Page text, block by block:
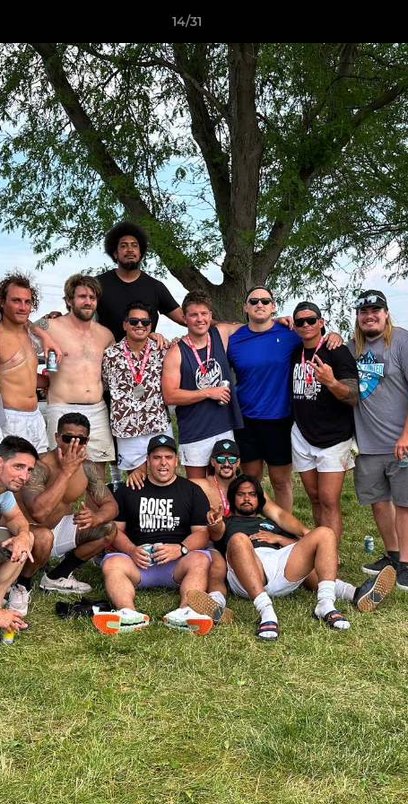
14/31